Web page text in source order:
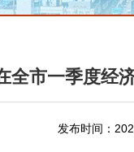
全市一季度经
发布时间：